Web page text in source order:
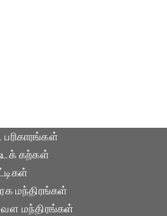
ப‌ரிகார‌ங்க‌ள்
கற்கள்
மந்திரங்கள்
மந்திரங்கள்